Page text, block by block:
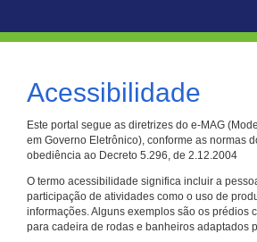
Acessibilidade
Este portal segue as diretrizes do e-MAG
em Governo Eletrônico), conforme as normas
obediência ao Decreto 5.296, de 2.12.2004
O termo acessibilidade significa incluir a
participação de atividades como o uso de
informações. Alguns exemplos são os prédios
para cadeira de rodas e banheiros adaptados